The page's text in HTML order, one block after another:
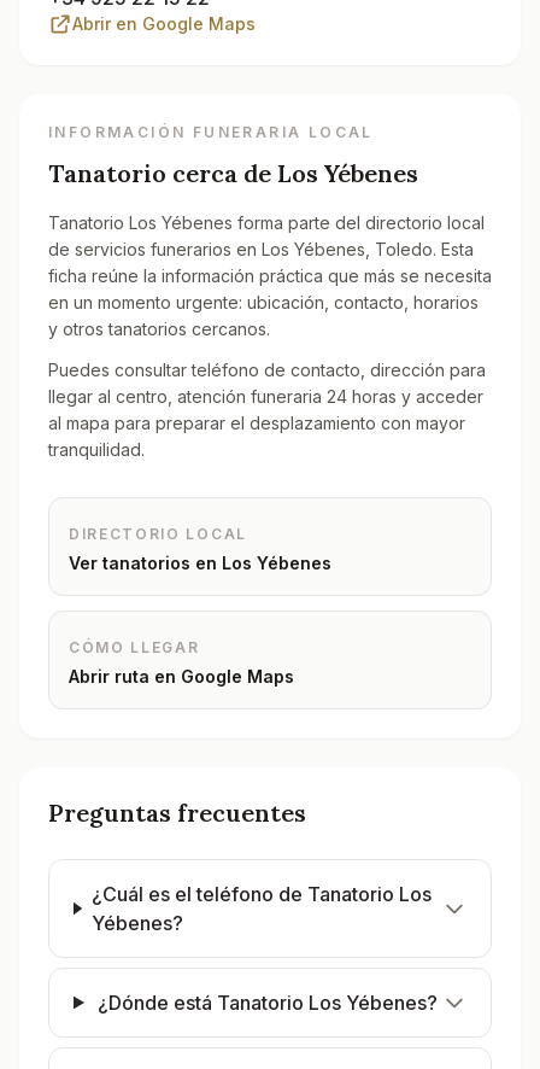
Abrir en Google Maps
INFORMACIÓN FUNERARIA LOCAL
Tanatorio cerca de Los Yébenes
Tanatorio Los Yébenes forma parte del directorio local
de servicios funerarios en Los Yébenes, Toledo. Esta
ficha reúne la información práctica que más se necesita
en un momento urgente: ubicación, contacto, horarios
y otros tanatorios cercanos.
Puedes consultar teléfono de contacto, dirección para
llegar al centro, atención funeraria 24 horas y acceder
al mapa para preparar el desplazamiento con mayor
tranquilidad.
DIRECTORIO LOCAL
Ver tanatorios en Los Yébenes
CÓMO LLEGAR
Abrir ruta en Google Maps
Preguntas frecuentes
¿Cuál es el teléfono de Tanatorio Los
Yébenes?
¿Dónde está Tanatorio Los Yébenes?